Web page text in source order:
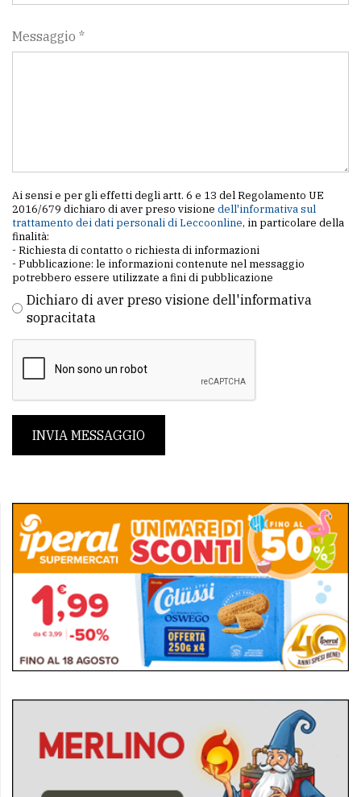
Messaggio *
Ai sensi e per gli effetti degli artt. 6 e 13 del Regolamento UE
2016/679 dichiaro di aver preso visione dell'informativa sul
trattamento dei dati personali di Leccoonline, in particolare della
finalità:
- Richiesta di contatto o richiesta di informazioni
- Pubblicazione: le informazioni contenute nel messaggio
potrebbero essere utilizzate a fini di pubblicazione
Dichiaro di aver preso visione dell'informativa
sopracitata
INVIA MESSAGGIO